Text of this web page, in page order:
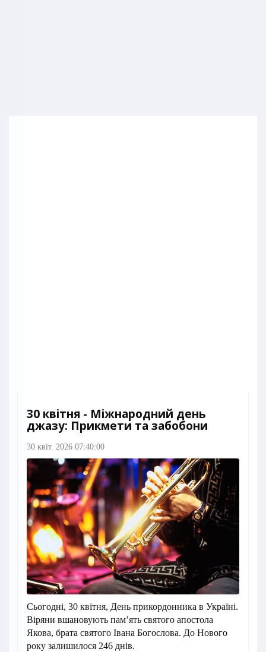
30 квітня - Міжнародний день
джазу: Прикмети та забобони
30 квіт. 2026 07:40:00
Сьогодні, 30 квітня, День прикордонника в Україні.
Віряни вшановують пам’ять святого апостола
Якова, брата святого Івана Богослова. До Нового
року залишилося 246 днів.